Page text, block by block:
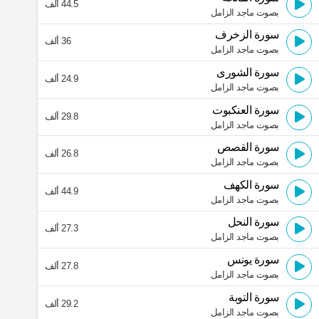
بصوت ماجد الزامل
44.5 ألف
سورة الزخرف
بصوت ماجد الزامل
36 ألف
سورة الشورى
بصوت ماجد الزامل
24.9 ألف
سورة العنكبوت
بصوت ماجد الزامل
29.8 ألف
سورة القصص
بصوت ماجد الزامل
26.8 ألف
سورة الكهف
بصوت ماجد الزامل
44.9 ألف
سورة النحل
بصوت ماجد الزامل
27.3 ألف
سورة يونس
بصوت ماجد الزامل
27.8 ألف
سورة التوبة
بصوت ماجد الزامل
29.2 ألف